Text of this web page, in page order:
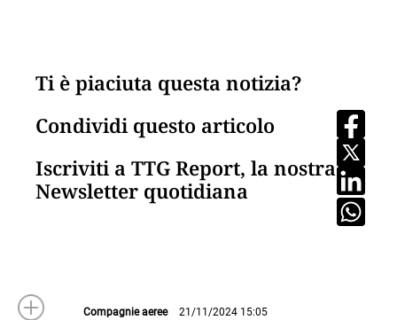
Ti è piaciuta questa notizia?
Condividi questo articolo
Iscriviti a TTG Report, la nostra
Newsletter quotidiana
Compagnie aeree 21/11/2024 15:05